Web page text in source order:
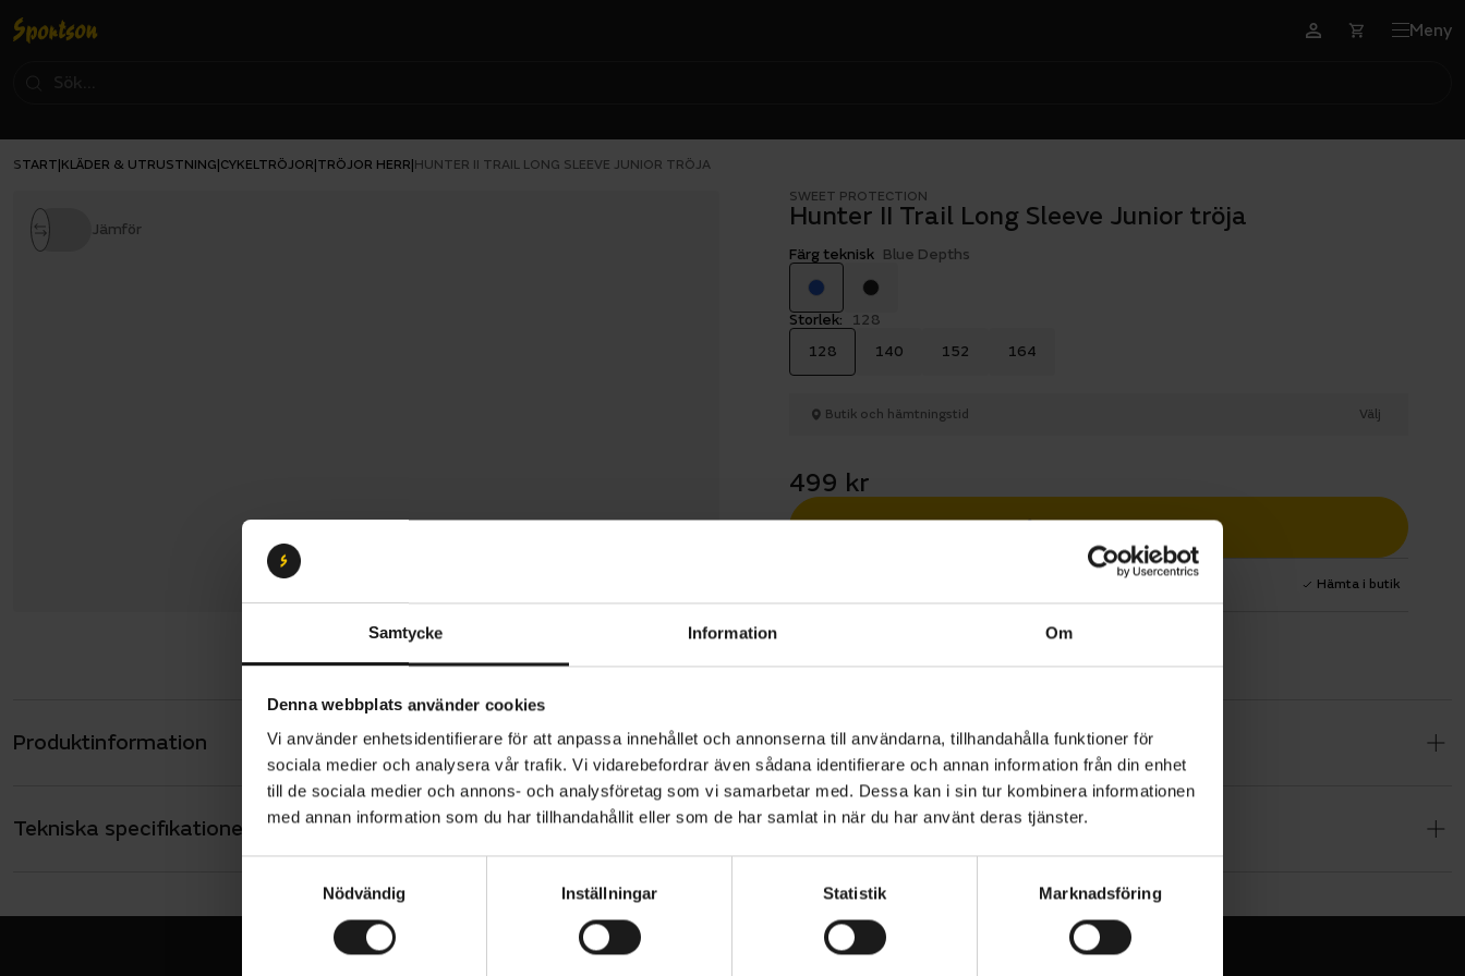
Samtycke Information Om
Denna webbplats använder cookies
Vi använder enhetsidentifierare för att anpassa innehållet och annonserna till användarna, tillhandahålla funktioner för
sociala medier och analysera vår trafik. Vi vidarebefordrar även sådana identifierare och annan information från din enhet
till de sociala medier och annons- och analysföretag som vi samarbetar med. Dessa kan i sin tur kombinera informationen
med annan information som du har tillhandahållit eller som de har samlat in när du har använt deras tjänster.
m
Nödvändig Inställningar Statistik Marknadsföring
Meny
START KLÄDER & UTRUSTNING CYKELTRÖJOR TRÖJOR HERR HUNTER II TRAIL LONG SLEEVE JUNIOR TRÖJA
Jämför
SWEET PROTECTION
Hunter II Trail Long Sleeve Junior tröja
Färg teknisk Blue Depths
Storlek:
128
128
140 152 164
Butik och hämtningstid Välj
499 kr
Lägg i varukorg
Hämta i butik
Produktinformation
Sweet Protection Hunter II Trail Long Sleeve Junior är gjord för aktiva äventyr
och är perfekt för unga cyklister. Denna tröja med normal passform har
fukttransporterande och snabbtorkande egenskaper, tillsammans med ett
paneler under armarna och en tryckt logotyp är den designad för både komfort
och stil.
Normal passform, långa ärmar, rund halsringning
Tekniska specifikationer Allmänt